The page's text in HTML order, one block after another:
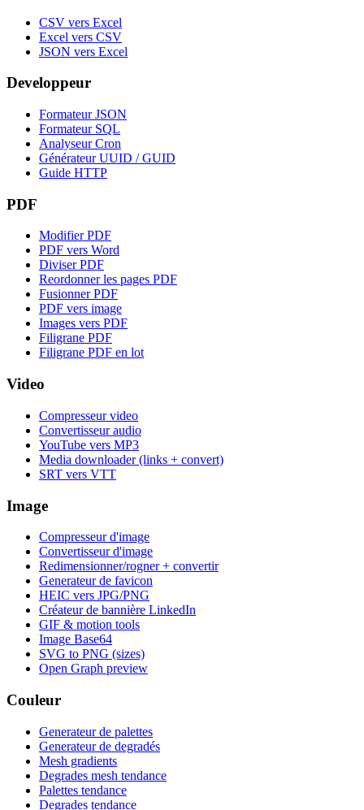
CSV vers Excel
Excel vers CSV
JSON vers Excel
Developpeur
Formateur JSON
Formateur SQL
Analyseur Cron
Générateur UUID / GUID
Guide HTTP
PDF
Modifier PDF
PDF vers Word
Diviser PDF
Reordonner les pages PDF
Fusionner PDF
PDF vers image
Images vers PDF
Filigrane PDF
Filigrane PDF en lot
Video
Compresseur video
Convertisseur audio
YouTube vers MP3
Media downloader (links + convert)
SRT vers VTT
Image
Compresseur d'image
Convertisseur d'image
Redimensionner/rogner + convertir
Generateur de favicon
HEIC vers JPG/PNG
Créateur de bannière LinkedIn
GIF & motion tools
Image Base64
SVG to PNG (sizes)
Open Graph preview
Couleur
Generateur de palettes
Generateur de degradés
Mesh gradients
Degrades mesh tendance
Palettes tendance
Degrades tendance